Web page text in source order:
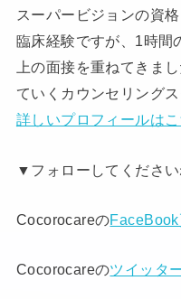
スーパービジョンの資格
臨床経験ですが、1時間
上の面接を重ねてきま
ていくカウンセリング
詳しいプロフィールは
▼フォローしてくださ
Cocorocareの
Cocorocareのツイッタ